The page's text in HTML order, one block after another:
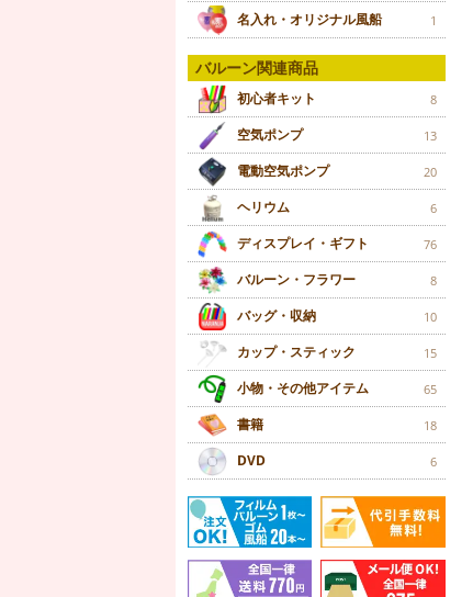
名入れ・オリジナル風船 1
バルーン関連商品
初心者キット 8
空気ポンプ 13
電動空気ポンプ 20
ヘリウム 6
ディスプレイ・ギフト 76
バルーン・フラワー 8
バッグ・収納 10
カップ・スティック 15
小物・その他アイテム 65
書籍 18
DVD 6